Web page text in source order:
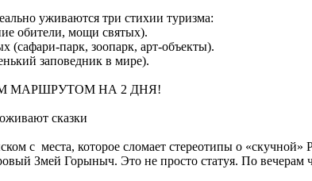
уживаются три стихии туризма:
обители, мощи святых).
парк, зоопарк, арт-объекты).
заповедник в мире).
МАРШРУТОМ НА 2 ДНЯ!
сказки
с места, которое сломает стереотипы о
Змей Горыныч. Это не просто статуя. По